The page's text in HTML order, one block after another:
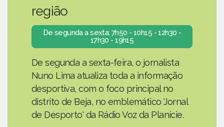
região
De segunda a sexta: 7h50 - 10h15 - 12h30 -
17h30 - 19h15
De segunda a sexta-feira, o jornalista
Nuno Lima atualiza toda a informação
desportiva, com o foco principal no
distrito de Beja, no emblemático 'Jornal
de Desporto' da Rádio Voz da Planície.